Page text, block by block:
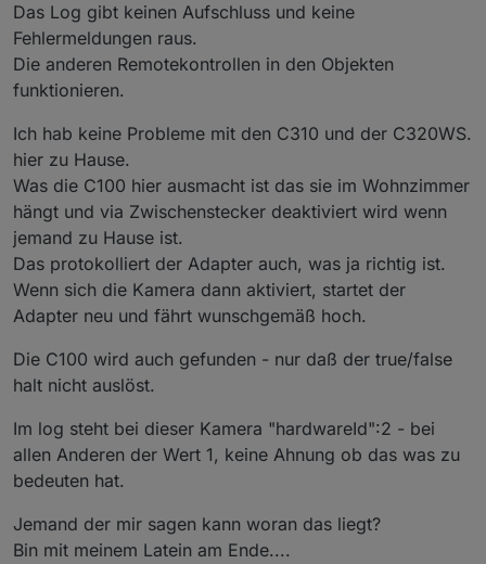
Das Log gibt keinen Aufschluss und keine
Fehlermeldungen raus.
Die anderen Remotekontrollen in den Objekten
funktionieren.
Ich hab keine Probleme mit den C310 und der C320WS.
hier zu Hause.
Was die C100 hier ausmacht ist das sie im Wohnzimmer
hängt und via Zwischenstecker deaktiviert wird wenn
jemand zu Hause ist.
Das protokolliert der Adapter auch, was ja richtig ist.
Wenn sich die Kamera dann aktiviert, startet der
Adapter neu und fährt wunschgemäß hoch.
Die C100 wird auch gefunden - nur daß der true/false
halt nicht auslöst.
Im log steht bei dieser Kamera "hardwareId":2 - bei
allen Anderen der Wert 1, keine Ahnung ob das was zu
bedeuten hat.
Jemand der mir sagen kann woran das liegt?
Bin mit meinem Latein am Ende....